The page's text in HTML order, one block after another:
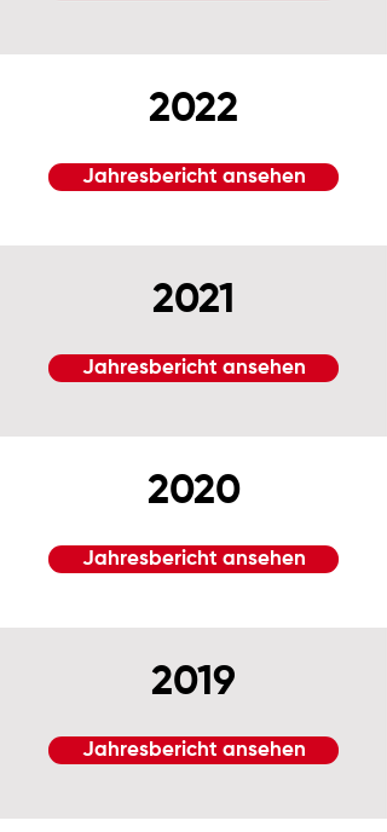
2022
Jahresbericht ansehen
2021
Jahresbericht ansehen
2020
Jahresbericht ansehen
2019
Jahresbericht ansehen